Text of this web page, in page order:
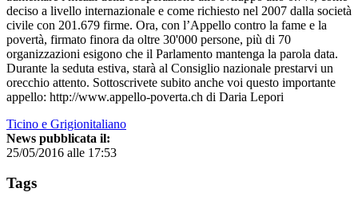
deciso a livello internazionale e come richiesto nel 2007 dalla società
civile con 201.679 firme. Ora, con l’Appello contro la fame e la
povertà, firmato finora da oltre 30'000 persone, più di 70
organizzazioni esigono che il Parlamento mantenga la parola data.
Durante la seduta estiva, starà al Consiglio nazionale prestarvi un
orecchio attento. Sottoscrivete subito anche voi questo importante
appello: http://www.appello-poverta.ch di Daria Lepori
Ticino e Grigionitaliano
News pubblicata il:
25/05/2016 alle 17:53
Tags